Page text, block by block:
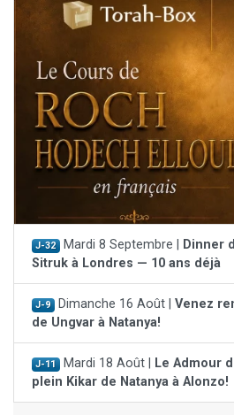
J-32 Mardi 8 Septembre |
Dinner
Sitruk à Londres — 10 ans déjà
J-9 Dimanche 16 Août | Venez
de Ungvar à Natanya!
J-11 Mardi 18 Août |
Le Admour
plein Kikar de Natanya à Alonzo!